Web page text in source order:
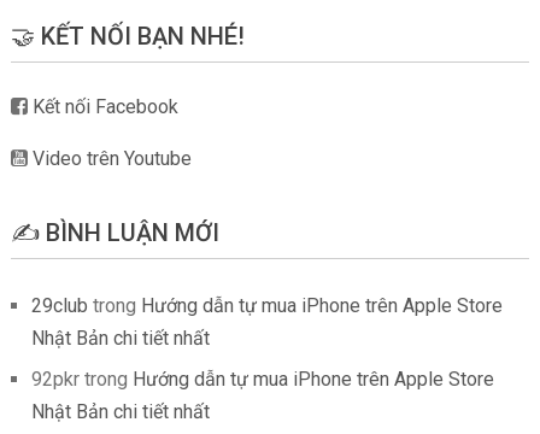
🤝 KẾT NỐI BẠN NHÉ!
Kết nối Facebook
Video trên Youtube
✍️ BÌNH LUẬN MỚI
29club trong Hướng dẫn tự mua iPhone trên Apple Store
Nhật Bản chi tiết nhất
92pkrtrong Hướng dẫn tự mua iPhone trên Apple Store
Nhật Bản chi tiết nhất